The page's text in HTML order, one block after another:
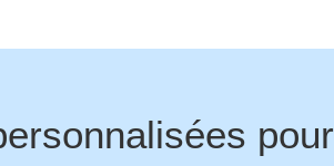
pour